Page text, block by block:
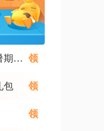
《模拟城市：我是市长》暑期礼包
包